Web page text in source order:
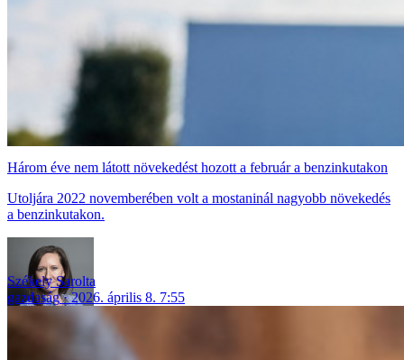
Három éve nem látott növekedést hozott a február a benzinkutakon
Utoljára 2022 novemberében volt a mostaninál nagyobb növekedés
a benzinkutakon.
Székely Sarolta
gazdaság
2026. április 8. 7:55